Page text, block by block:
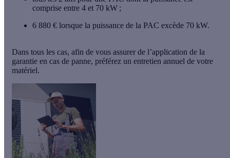
comprise entre 4 et 70 kW ;
6 880 € lorsque la puissance de la PAC excède 70 kW.
Dans tous les cas, afin de vous assurer de l’application de la
garantie en cas de panne, préférez un entretien annuel de votre
matériel.